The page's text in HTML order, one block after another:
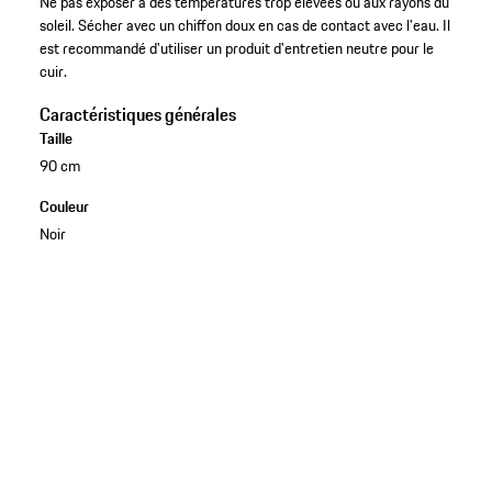
soleil. Sécher avec un chiffon doux en cas de contact avec l'eau. Il
est recommandé d'utiliser un produit d'entretien neutre pour le
cuir.
Caractéristiques générales
Taille
90 cm
Couleur
Noir